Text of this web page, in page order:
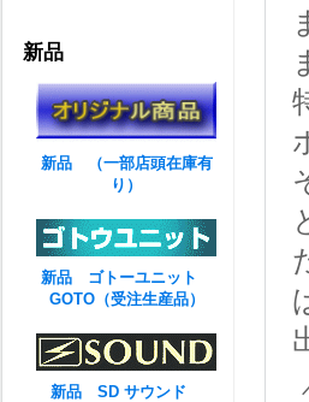
新品
新品 （一部店頭在庫有
り）
新品 ゴトーユニット
GOTO（受注生産品）
新品 SD サウンド